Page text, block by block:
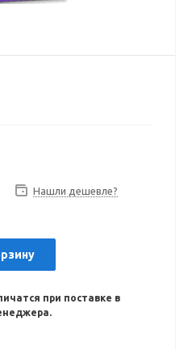
Нашли дешевле?
при поставке в